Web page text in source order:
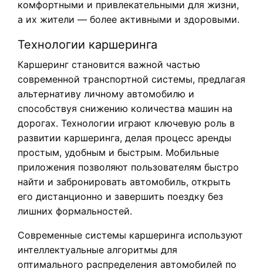
комфортными и привлекательными для жизни,
а их жители — более активными и здоровыми.
Технологии каршеринга
Каршеринг становится важной частью
современной транспортной системы, предлагая
альтернативу личному автомобилю и
способствуя снижению количества машин на
дорогах. Технологии играют ключевую роль в
развитии каршеринга, делая процесс аренды
простым, удобным и быстрым. Мобильные
приложения позволяют пользователям быстро
найти и забронировать автомобиль, открыть
его дистанционно и завершить поездку без
лишних формальностей.
Современные системы каршеринга используют
интеллектуальные алгоритмы для
оптимального распределения автомобилей по